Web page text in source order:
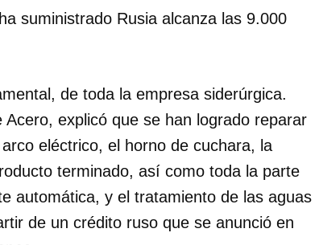
suministrado Rusia alcanza las 9.000
de toda la empresa siderúrgica.
explicó que se han logrado reparar
eléctrico, el horno de cuchara, la
terminado, así como toda la parte
automática, y el tratamiento de las aguas
de un crédito ruso que se anunció en